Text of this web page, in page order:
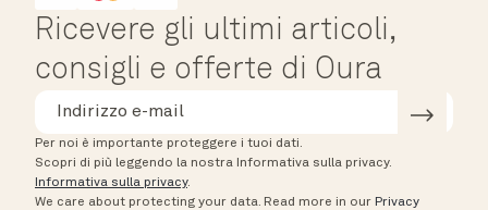
Ricevere gli ultimi articoli,
consigli e offerte di Oura
Per noi è importante proteggere i tuoi dati.
Scopri di più leggendo la nostra Informativa sulla privacy.
Informativa sulla privacy.
We care about protecting your data. Read more in our Privacy